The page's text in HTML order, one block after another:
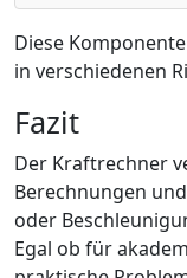
Diese
in verschiedenen
Fazit
Der Kraftrechner
Berechnungen
oder
Egal ob für